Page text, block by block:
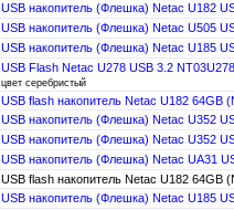
USB накопитель (Флешка) Netac U182
USB накопитель (Флешка) Netac U505
USB накопитель (Флешка) Netac U185
USB Flash Netac U278 USB 3.2
цвет серебристый
USB flash накопитель Netac U182 64GB
USB накопитель (Флешка) Netac U352
USB накопитель (Флешка) Netac U352
USB накопитель (Флешка) Netac UA31
USB flash накопитель Netac U182 64GB
USB накопитель (Флешка) Netac U185